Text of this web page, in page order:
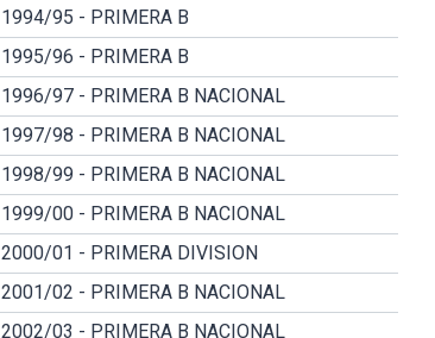
1994/95 - PRIMERA B
1995/96 - PRIMERA B
1996/97 - PRIMERA B NACIONAL
1997/98 - PRIMERA B NACIONAL
1998/99 - PRIMERA B NACIONAL
1999/00 - PRIMERA B NACIONAL
2000/01 - PRIMERA DIVISION
2001/02 - PRIMERA B NACIONAL
2002/03 - PRIMERA B NACIONAL